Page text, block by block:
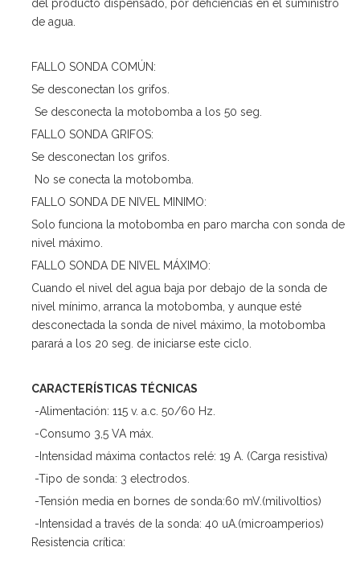
del producto dispensado, por deficiencias en el suministro
de agua.
FALLO SONDA COMÚN:
Se desconectan los grifos.
Se desconecta la motobomba a los 50 seg.
FALLO SONDA GRIFOS:
Se desconectan los grifos.
No se conecta la motobomba.
FALLO SONDA DE NIVEL MINIMO:
Solo funciona la motobomba en paro marcha con sonda de
nivel máximo.
FALLO SONDA DE NIVEL MÁXIMO:
Cuando el nivel del agua baja por debajo de la sonda de
nivel mínimo, arranca la motobomba, y aunque esté
desconectada la sonda de nivel máximo, la motobomba
parará a los 20 seg. de iniciarse este ciclo.
CARACTERÍSTICAS TÉCNICAS
-Alimentación: 115 v. a.c. 50/60 Hz.
-Consumo 3,5 VA máx.
-Intensidad máxima contactos relé: 19 A. (Carga resistiva)
-Tipo de sonda: 3 electrodos.
-Tensión media en bornes de sonda:60 mV.(milivoltios)
-Intensidad a través de la sonda: 40 uA.(microamperios)
Resistencia crítica: